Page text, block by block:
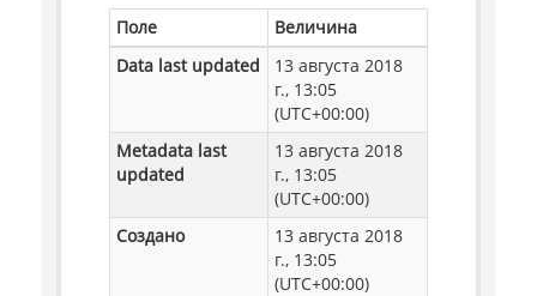
Поле
Величина
Data last updated
13 августа 2018
г., 13:05
(UTC+00:00)
Metadata last
updated
13 августа 2018
г., 13:05
(UTC+00:00)
Создано
13 августа 2018
г., 13:05
(UTC+00:00)